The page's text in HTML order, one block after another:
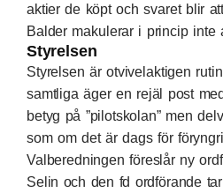
aktier de köpt och svaret blir
Balder makulerar i princip inte
Styrelsen
Styrelsen är otvivelaktigen
samtliga äger en rejäl post
betyg på ”pilotskolan” men
som om det är dags för
Valberedningen föreslår ny
Selin och den fd ordförande